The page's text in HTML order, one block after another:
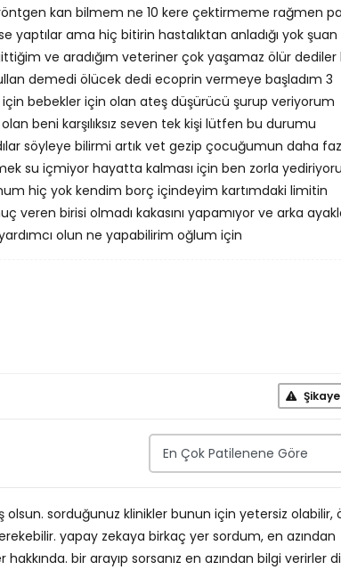
kan bilmem ne 10 kere çektirmeme rağmen
yaptılar ama hiç bitirin hastalıktan anladığı yok şuan
ve aradığım veteriner çok yaşamaz ölür dediler
demedi ölücek dedi ecoprin vermeye başladım 3
için bebekler için olan ateş düşürücü şurup veriyorum
beni karşılıksız seven tek kişi lütfen bu durumu
söyleye bilirmi artık vet gezip çocuğumun daha
su içmiyor hayatta kalması için ben zorla
hiç yok kendim borç içindeyim kartımdaki limitin
veren birisi olmadı kakasını yapamıyor ve arka
olun ne yapabilirim oğlum için
sorduğunuz klinikler bunun için yetersiz olabilir,
yapay zekaya birkaç yer sordum, en azından
bir arayıp sorsanız en azından bilgi verirler